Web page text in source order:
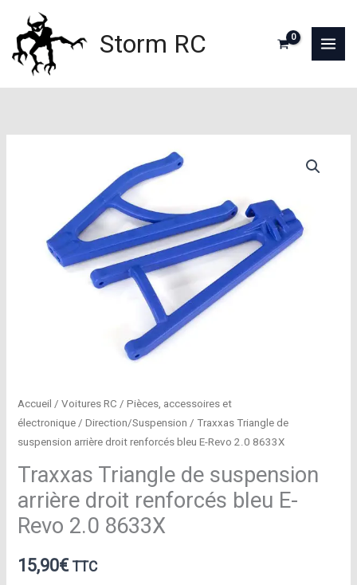
contenu
Storm RC
Accueil /Voitures RC /Pièces, accessoires et
électronique /Direction/Suspension / Traxxas Triangle de
suspension arrière droit renforcés bleu E-Revo 2.0 8633X
Traxxas Triangle de suspension
arrière droit renforcés bleu E-
Revo 2.0 8633X
15,90€ TTC